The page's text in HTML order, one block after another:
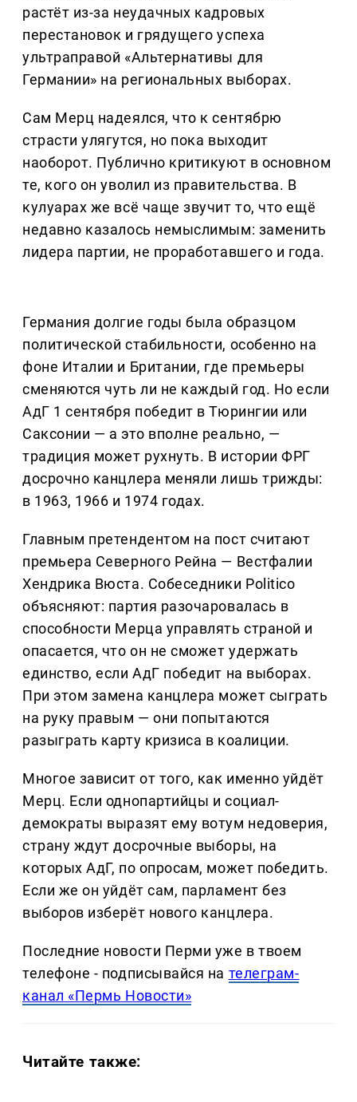
растёт из-за неудачных кадровых
перестановок и грядущего успеха
ультраправой «Альтернативы для
Германии» на региональных выборах.
Сам Мерц надеялся, что к сентябрю
страсти улягутся, но пока выходит
наоборот. Публично критикуют в основном
те, кого он уволил из правительства. В
кулуарах же всё чаще звучит то, что ещё
недавно казалось немыслимым: заменить
лидера партии, не проработавшего и года.
Германия долгие годы была образцом
политической стабильности, особенно на
фоне Италии и Британии, где премьеры
сменяются чуть ли не каждый год. Но если
АдГ 1 сентября победит в Тюрингии или
Саксонии — а это вполне реально, —
традиция может рухнуть. В истории ФРГ
досрочно канцлера меняли лишь трижды:
в 1963, 1966 и 1974 годах.
Главным претендентом на пост считают
премьера Северного Рейна — Вестфалии
Хендрика Вюста. Собеседники Politico
объясняют: партия разочаровалась в
способности Мерца управлять страной и
опасается, что он не сможет удержать
единство, если АдГ победит на выборах.
При этом замена канцлера может сыграть
на руку правым — они попытаются
разыграть карту кризиса в коалиции.
Многое зависит от того, как именно уйдёт
Мерц. Если однопартийцы и социал-
демократы выразят ему вотум недоверия,
страну ждут досрочные выборы, на
которых АдГ, по опросам, может победить.
Если же он уйдёт сам, парламент без
выборов изберёт нового канцлера.
Последние новости Перми уже в твоем
телефоне - подписывайся на телеграм-
канал «Пермь Новости»
Читайте также: